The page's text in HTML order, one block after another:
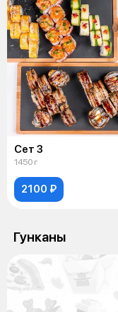
Сет 3
1450 г
2100 ₽
Гунканы